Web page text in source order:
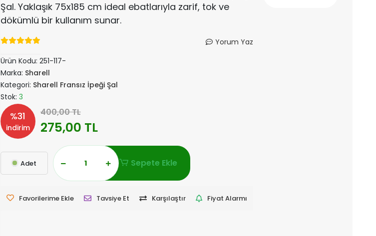
Şal. Yaklaşık 75x185 cm ideal ebatlarıyla zarif, tok ve
dökümlü bir kullanım sunar.
Yorum Yaz
Ürün Kodu: 251-117-
Marka: Sharell
Kategori: Sharell Fransız İpeği Şal
Stok: 3
%31
indirim
400,00 TL
275,00 TL
Adet Sepete Ekle
Favorilerime Ekle Tavsiye Et Karşılaştır Fiyat Alarmı